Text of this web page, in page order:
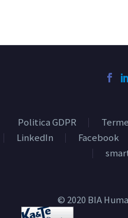
Politica GDPR
LinkedIn
Facebook
© 2020 BIA